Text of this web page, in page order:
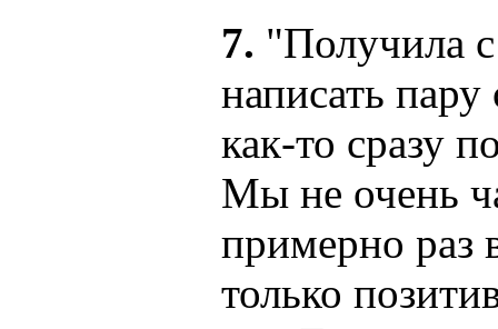
7. "Получила
написать
как-то сразу
Мы не очень
примерно раз
только